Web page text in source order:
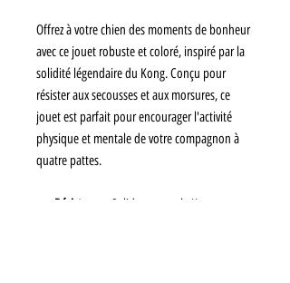
Offrez à votre chien des moments de bonheur
avec ce jouet robuste et coloré, inspiré par la
solidité légendaire du Kong. Conçu pour
résister aux secousses et aux morsures, ce
jouet est parfait pour encourager l'activité
physique et mentale de votre compagnon à
quatre pattes.
Résistance :
Solide comme le Kong, pour